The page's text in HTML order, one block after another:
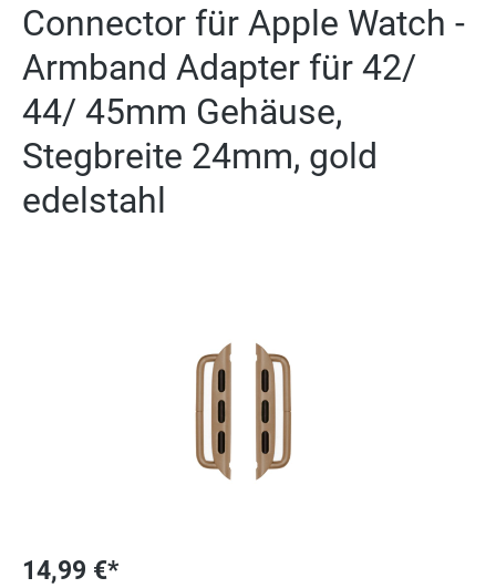
Connector für Apple Watch -
Armband Adapter für 42/
44/ 45mm Gehäuse,
Stegbreite 24mm, gold
edelstahl
14,99 €*